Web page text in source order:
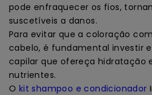
pode enfraquecer os fios,
suscetíveis a danos.
Para evitar que a coloração
cabelo, é fundamental investir
capilar que ofereça hidratação
nutrientes.
O kit shampoo e condicionador